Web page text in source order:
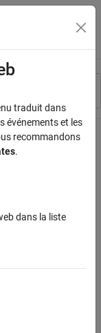
du menu
traduit dans
événements et les
recommandons
.
dans la liste